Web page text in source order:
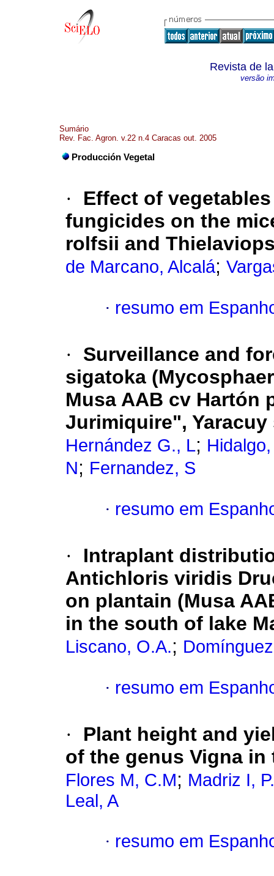
Revista de
versão
Sumário
Rev. Fac. Agron. v.22 n.4 Caracas out. 2005
Producción Vegetal
·
Effect of
fungicides on the
rolfsii and
de Marcano, Alcalá;
· resumo em
·
Surveillance and
sigatoka
Musa AAB cv Hartón
Jurimiquire", Yaracuy
Hernández G., L;
N; Fernandez, S
· resumo em
·
Intraplant
Antichloris viridis
on plantain (Musa
in the south of lake
Liscano, O.A.;
· resumo em
·
Plant height and
of the genus Vigna
Flores M, C.M; Madriz I,
Leal, A
· resumo em